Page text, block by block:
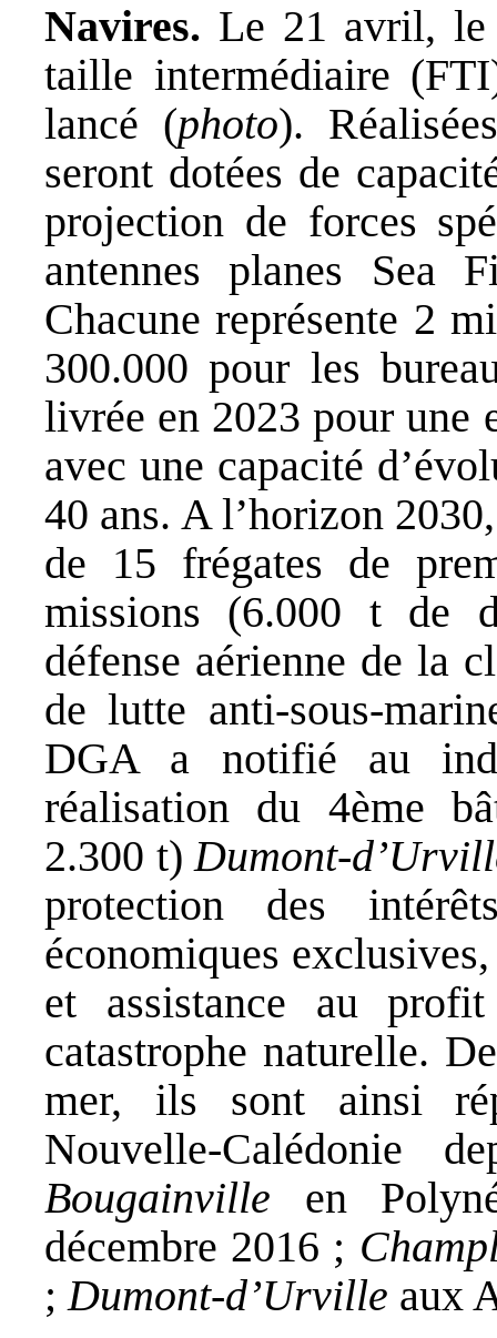
Navires. Le 21 avril, le
taille intermédiaire
lancé (photo).
seront dotées de
projection de forces
antennes planes Sea
Chacune représente 2
300.000 pour les
livrée en 2023 pour une
avec une capacité
40 ans. A l’horizon
de 15 frégates de
missions (6.000 t de
défense aérienne de la
de lutte anti-sous-
DGA a notifié au
réalisation du 4ème
2.300 t)Dumont-
protection des
économiques
et assistance au
catastrophe naturelle.
mer, ils sont ainsi
Nouvelle-
Bougainville en
décembre 2016 ;
;Dumont-d’Urville aux